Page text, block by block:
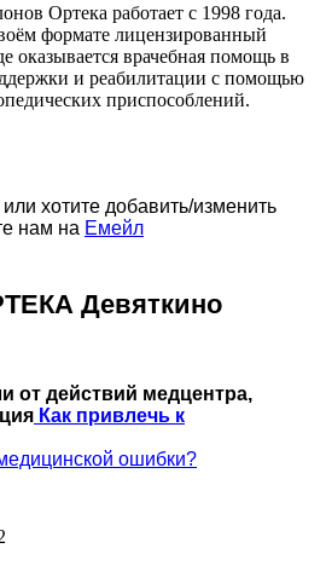
Ортека работает с 1998 года.
формате лицензированный
оказывается врачебная помощь в
и реабилитации с помощью
приспособлений.
хотите добавить/изменить
нам на Емейл
Девяткино
от действий медцентра,
Как привлечь к
ошибки?